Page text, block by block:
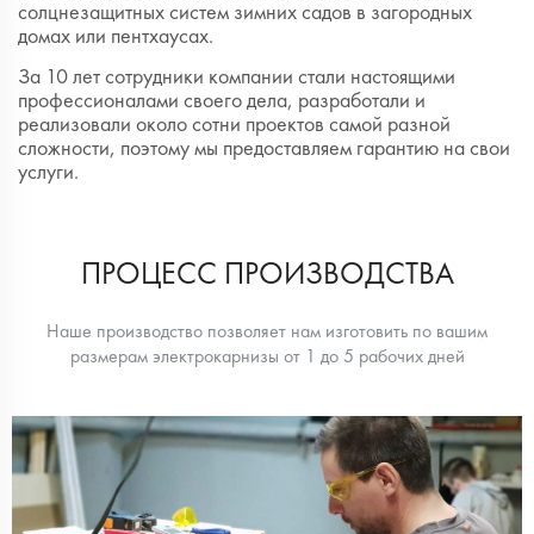
солцнезащитных систем зимних садов в загородных
домах или пентхаусах.
За 10 лет сотрудники компании стали настоящими
профессионалами своего дела, разработали и
реализовали около сотни проектов самой разной
сложности, поэтому мы предоставляем гарантию на свои
услуги.
ПРОЦЕСС ПРОИЗВОДСТВА
Наше производство позволяет нам изготовить по вашим
размерам электрокарнизы от 1 до 5 рабочих дней